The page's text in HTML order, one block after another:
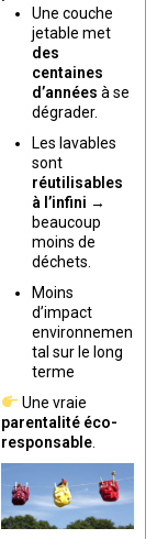
Une couche
jetable met
des
centaines
d’années à se
dégrader.
Les lavables
sont
réutilisables
à l’infini →
beaucoup
moins de
déchets.
Moins
d’impact
environnemen
tal sur le long
terme
Une vraie
parentalité éco-
responsable